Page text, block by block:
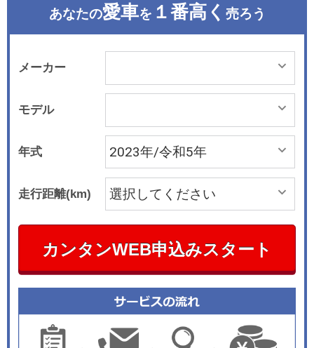
あなたの愛車を １番高く 売ろう
メーカー
モデル
年式
走行距離(km)
カンタンWEB申込みスタート